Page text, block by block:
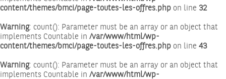
content/themes/bmci/page-toutes-les-offres.php on line 32
Warning: count(): Parameter must be an array or an object that
implements Countable in /var/www/html/wp-
content/themes/bmci/page-toutes-les-offres.php on line 43
Warning: count(): Parameter must be an array or an object that
implements Countable in /var/www/html/wp-